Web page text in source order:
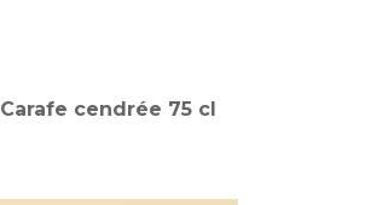
Carafe cendrée 75 cl